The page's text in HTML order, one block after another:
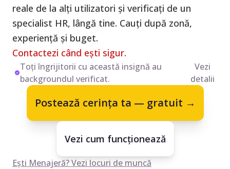
reale de la alți utilizatori și verificați de un
specialist HR, lângă tine. Cauți după zonă,
experiență și buget.
Contactezi când ești sigur.
Toți îngrijitorii cu această insignă au
backgroundul verificat.
Vezi
detalii
Postează cerința ta — gratuit →
Vezi cum funcționează
Ești Menajeră? Vezi locuri de muncă